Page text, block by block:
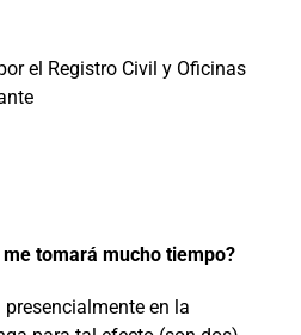
el Registro Civil y Oficinas
tomará mucho tiempo?
en la